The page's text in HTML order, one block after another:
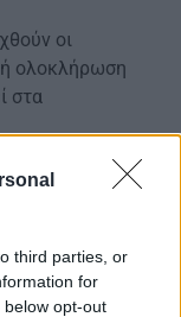
third parties, or
for
opt-out
οι
ολοκλήρωση
στα
και